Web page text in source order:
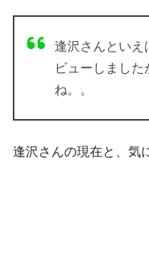
逢沢さんといえ
ビューしまし
ね。。
逢沢さんの現在と、気